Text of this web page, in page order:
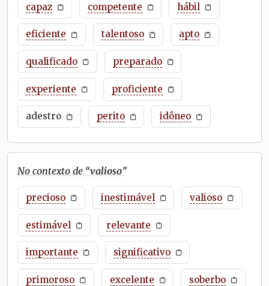
capaz competente hábil
eficiente talentoso apto
qualificado preparado
experiente proficiente
adestro perito idôneo
No contexto de “valioso”
precioso inestimável valioso
estimável relevante
importante significativo
primoroso excelente soberbo